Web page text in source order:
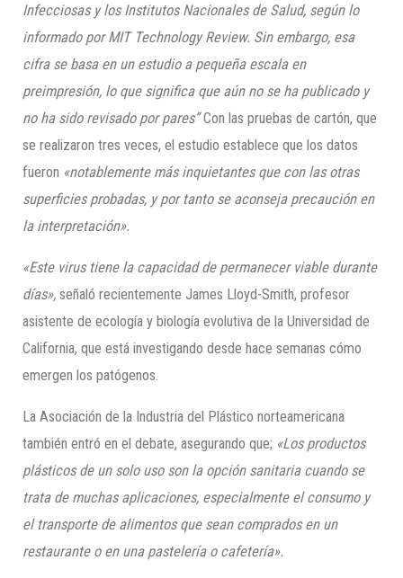
Infecciosas y los Institutos Nacionales de Salud, según lo
informado por MIT Technology Review. Sin embargo, esa
cifra se basa en un estudio a pequeña escala en
preimpresión, lo que significa que aún no se ha publicado y
no ha sido revisado por pares”Con las pruebas de cartón, que
se realizaron tres veces, el estudio establece que los datos
fueron «notablemente más inquietantes que con las otras
superficies probadas, y por tanto se aconseja precaución en
la interpretación».
«Este virus tiene la capacidad de permanecer viable durante
días», señaló recientemente James Lloyd-Smith, profesor
asistente de ecología y biología evolutiva de la Universidad de
California, que está investigando desde hace semanas cómo
emergen los patógenos.
La Asociación de la Industria del Plástico norteamericana
también entró en el debate, asegurando que; «Los productos
plásticos de un solo uso son la opción sanitaria cuando se
trata de muchas aplicaciones, especialmente el consumo y
el transporte de alimentos que sean comprados en un
restaurante o en una pastelería o cafetería».